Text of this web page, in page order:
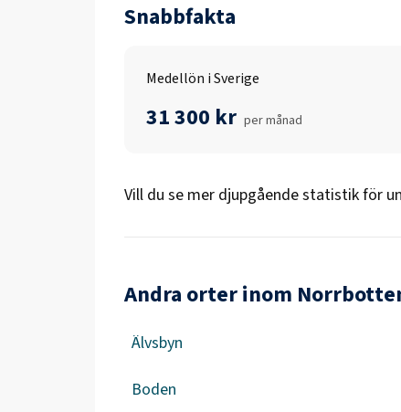
Snabbfakta
Medellön i Sverige
31 300 kr per månad
Vill du se mer djupgående statistik för
Andra orter inom
Älvsbyn
Boden